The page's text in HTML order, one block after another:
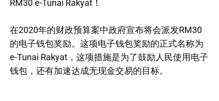
RM30 e-Tunai Rakyat！
在2020年的财政预算案中政府宣布将会派发RM30
的电子钱包奖励。这项电子钱包奖励的正式名称为
e-Tunai Rakyat，这项措施是为了鼓励人民使用电子
钱包，还有加速达成无现金交易的目标。